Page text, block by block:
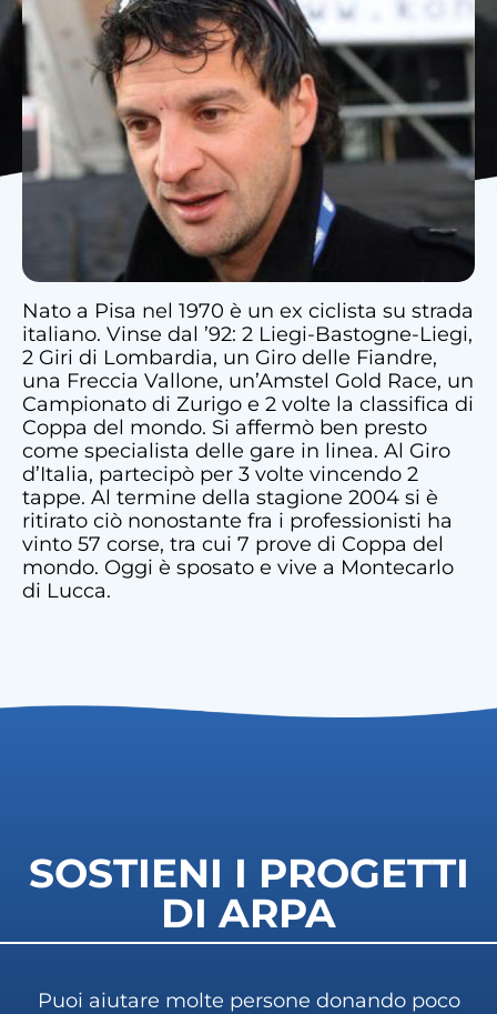
Nato a Pisa nel 1970 è un ex ciclista su strada
italiano. Vinse dal ’92: 2 Liegi-Bastogne-Liegi,
2 Giri di Lombardia, un Giro delle Fiandre,
una Freccia Vallone, un’Amstel Gold Race, un
Campionato di Zurigo e 2 volte la classifica di
Coppa del mondo. Si affermò ben presto
come specialista delle gare in linea. Al Giro
d’Italia, partecipò per 3 volte vincendo 2
tappe. Al termine della stagione 2004 si è
ritirato ciò nonostante fra i professionisti ha
vinto 57 corse, tra cui 7 prove di Coppa del
mondo. Oggi è sposato e vive a Montecarlo
di Lucca.
SOSTIENI I PROGETTI
DI ARPA
Puoi aiutare molte persone donando poco